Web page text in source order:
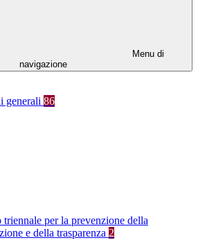
Menu di
navigazione
generali 86
triennale per la prevenzione della
e della trasparenza 2